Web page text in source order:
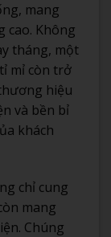
mang
cao. Không
tháng, một
mỉ còn trở
hiệu
và bền bỉ
khách
chỉ cung
mang
Chúng